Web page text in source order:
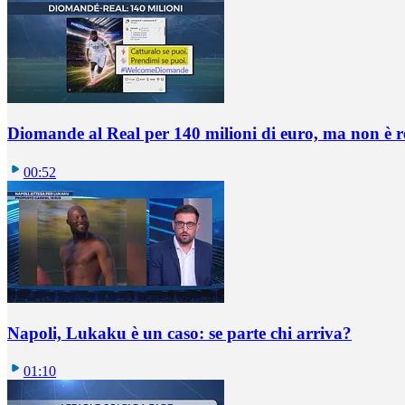
Diomande al Real per 140 milioni di euro, ma non è
00:52
Napoli, Lukaku è un caso: se parte chi arriva?
01:10